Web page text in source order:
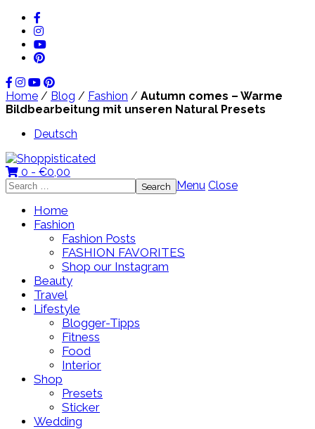
Home / Blog / Fashion / Autumn comes – Warme
Bildbearbeitung mit unseren Natural Presets
Deutsch
0 - €0,00
Search
for:
Menu Close
Home
Fashion
Fashion Posts
FASHION FAVORITES
Shop our Instagram
Beauty
Travel
Lifestyle
Blogger-Tipps
Fitness
Food
Interior
Shop
Presets
Sticker
Wedding